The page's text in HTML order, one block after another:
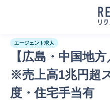
エージェント求人
【広島・中国地
※売上高1兆円超
度・住宅手当有